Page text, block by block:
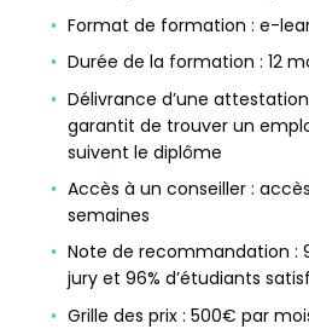
Format de formation : e-
Durée de la formation : 12
Délivrance d’une
garantit de trouver un
suivent le diplôme
Accès à un conseiller :
semaines
Note de recommandation :
jury et 96% d’étudiants
Grille des prix : 500€ par